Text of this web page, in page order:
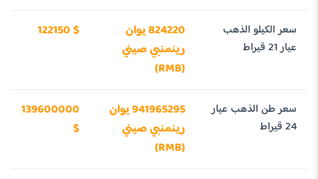
سعر الكيلو الذهب
عيار 21 قيراط
824220 يوان
رينمنبي صيني
(RMB)
122150 $
سعر طن الذهب عيار
24 قيراط
941965295 يوان
رينمنبي صيني
(RMB)
139600000
$